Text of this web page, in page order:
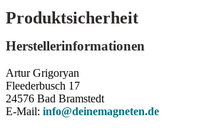
Produktsicherheit
Herstellerinformationen
Artur Grigoryan
Fleederbusch 17
24576 Bad Bramstedt
E-Mail: info@deinemagneten.de